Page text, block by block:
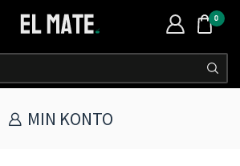
0
MIN KONTO